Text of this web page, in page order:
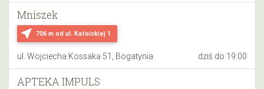
near_me 706 m od ul. Katoickiej 1
Mniszek
ul. Wojciecha Kossaka 51, Bogatynia dziś do 19:00
APTEKA IMPULS